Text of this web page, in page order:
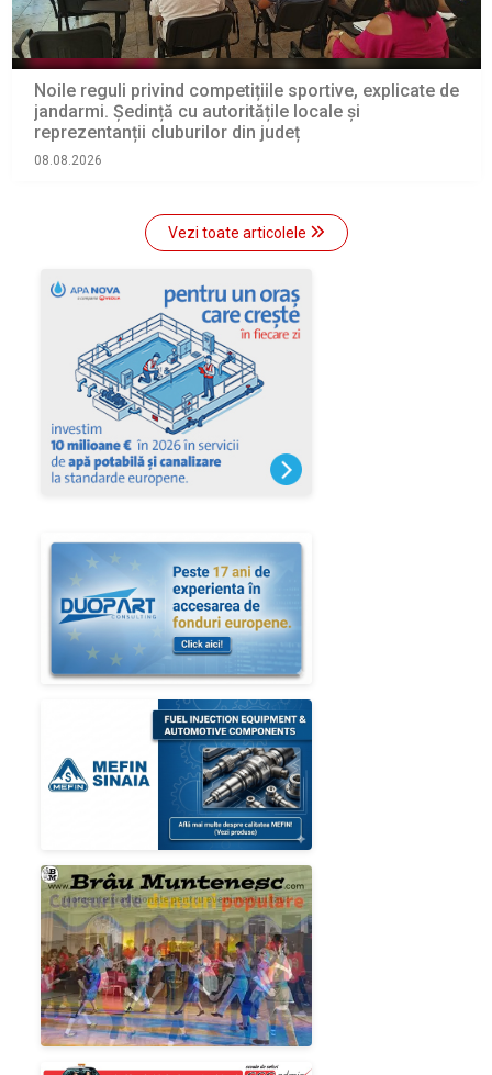
Noile reguli privind competițiile sportive, explicate de
jandarmi. Ședință cu autoritățile locale și
reprezentanții cluburilor din județ
08.08.2026
Vezi toate articolele